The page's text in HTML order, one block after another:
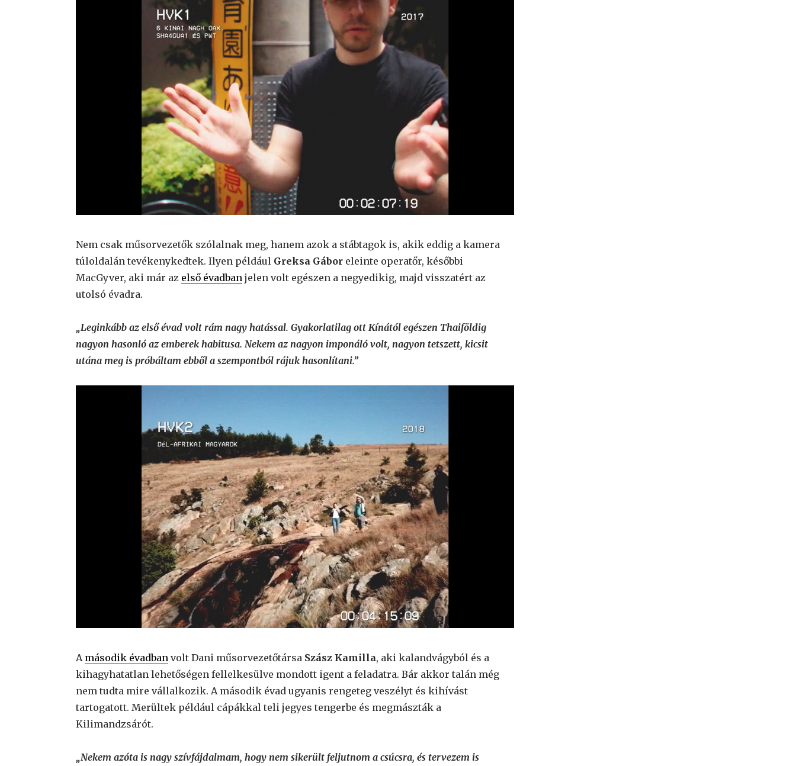
Nem csak műsorvezetők szólalnak meg, hanem azok a stábtagok is, akik eddig a kamera
túloldalán tevékenykedtek. Ilyen például Greksa Gábor eleinte operatőr, későbbi
MacGyver, aki már az első évadban jelen volt egészen a negyedikig, majd visszatért az
utolsó évadra.
„Leginkább az első évad volt rám nagy hatással. Gyakorlatilag ott Kínától egészen Thaiföldig
nagyon hasonló az emberek habitusa. Nekem az nagyon imponáló volt, nagyon tetszett, kicsit
utána meg is próbáltam ebből a szempontból rájuk hasonlítani.”
A második évadban volt Dani műsorvezetőtársa Szász Kamilla, aki kalandvágyból és a
kihagyhatatlan lehetőségen fellelkesülve mondott igent a feladatra. Bár akkor talán még
nem tudta mire vállalkozik. A második évad ugyanis rengeteg veszélyt és kihívást
tartogatott. Merültek például cápákkal teli jegyes tengerbe és megmászták a
Kilimandzsárót.
„Nekem azóta is nagy szívfájdalmam, hogy nem sikerült feljutnom a csúcsra, és tervezem is